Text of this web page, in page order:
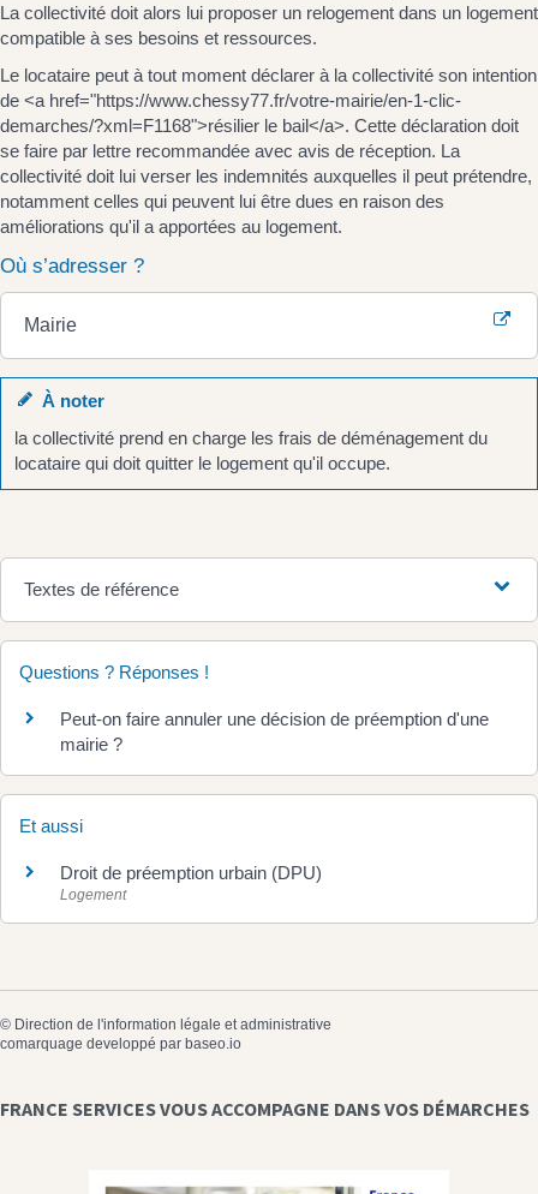
La collectivité doit alors lui proposer un relogement dans un logement
compatible à ses besoins et ressources.
Le locataire peut à tout moment déclarer à la collectivité son intention
de <a href="https://www.chessy77.fr/votre-mairie/en-1-clic-
demarches/?xml=F1168">résilier le bail</a>. Cette déclaration doit
se faire par lettre recommandée avec avis de réception. La
collectivité doit lui verser les indemnités auxquelles il peut prétendre,
notamment celles qui peuvent lui être dues en raison des
améliorations qu'il a apportées au logement.
Où s’adresser ?
Mairie
À noter
la collectivité prend en charge les frais de déménagement du
locataire qui doit quitter le logement qu'il occupe.
Textes de référence
Questions ? Réponses !
Peut-on faire annuler une décision de préemption d'une
mairie ?
Et aussi
Droit de préemption urbain (DPU)
Logement
© Direction de l'information légale et administrative
comarquage developpé par baseo.io
FRANCE SERVICES VOUS ACCOMPAGNE DANS VOS DÉMARCHES